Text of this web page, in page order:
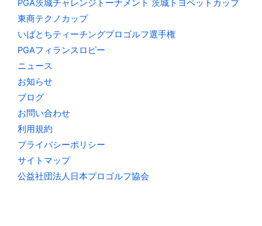
PGA茨城チャレンジトーナメント 茨城トヨペットカップ
東商テクノカップ
いばとちティーチングプロゴルフ選手権
PGAフィランスロピー
ニュース
お知らせ
ブログ
お問い合わせ
利用規約
プライバシーポリシー
サイトマップ
公益社団法人日本プロゴルフ協会